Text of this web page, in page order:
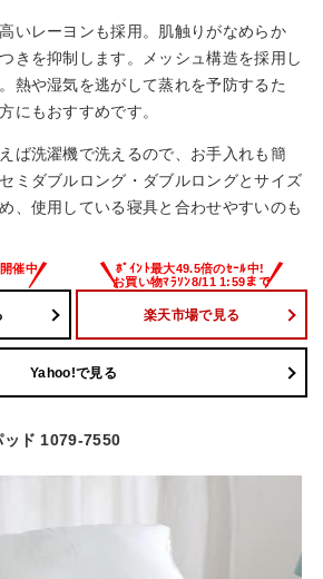
いレーヨンも採用。肌触りがなめらか
きを抑制します。メッシュ構造を採用し
熱や湿気を逃がして蒸れを予防するた
にもおすすめです。
ば洗濯機で洗えるので、お手入れも簡
ミダブルロング・ダブルロングとサイズ
、使用している寝具と合わせやすいのも
楽天市場で見る
Yahoo!で見る
ッド 1079-7550